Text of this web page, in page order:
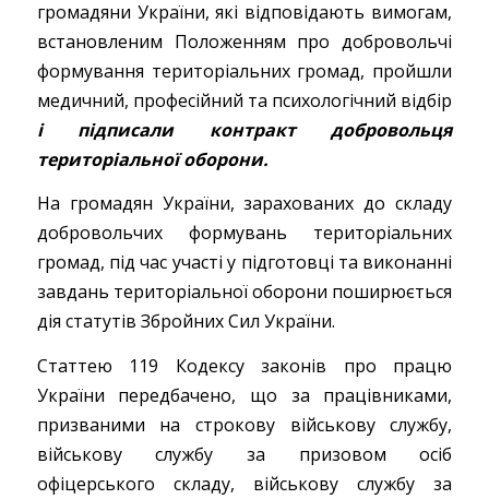
громадяни України, які відповідають вимогам,
встановленим Положенням про добровольчі
формування територіальних громад, пройшли
медичний, професійний та психологічний відбір
і підписали контракт добровольця
територіальної оборони.
На громадян України, зарахованих до складу
добровольчих формувань територіальних
громад, під час участі у підготовці та виконанні
завдань територіальної оборони поширюється
дія статутів Збройних Сил України.
Статтею 119 Кодексу законів про працю
України передбачено, що за працівниками,
призваними на строкову військову службу,
військову службу за призовом осіб
офіцерського складу, військову службу за